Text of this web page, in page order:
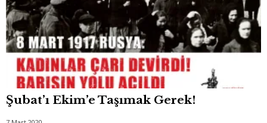
Şubat’ı Ekim’e Taşımak Gerek!